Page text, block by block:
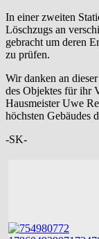
In einer zweiten
Löschzugs an
gebracht um deren
zu prüfen.
Wir danken an
des Objektes für ihr
Hausmeister Uwe
höchsten Gebäudes
-SK-